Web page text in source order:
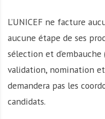
L’UNICEF ne facture
aucune étape de ses
sélection et
validation, nomination et
demandera pas les
candidats.